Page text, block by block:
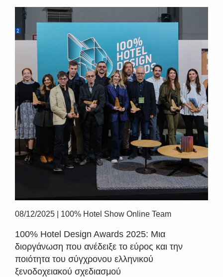
08/12/2025 100% Hotel Show Online Team
100% Hotel Design Awards 2025: Μια
διοργάνωση που ανέδειξε το εύρος και την
ποιότητα του σύγχρονου ελληνικού
ξενοδοχειακού σχεδιασμού
SUBSCRIBE